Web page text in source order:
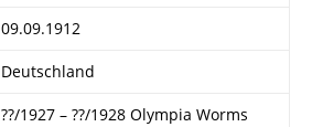
09.09.1912
Deutschland
??/1927 – ??/1928 Olympia Worms